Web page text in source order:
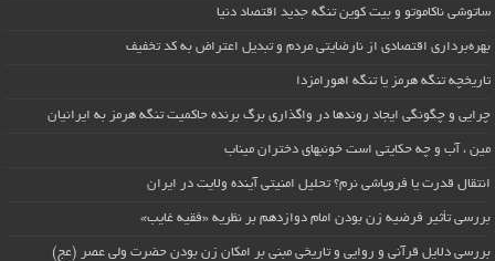
ساتوشی ناکاموتو و بیت کوین تنگه جدید اقتصاد دنیا
بهره‌برداری اقتصادی از نارضایتی مردم و تبدیل اعتراض به کد تخفیف
تاریخچه تنگه هرمز یا تنگه اهورامزدا
چرایی و چگونگی ایجاد روندها در واگذاری برگ برنده حاکمیت تنگه هرمز به ایرانیان
مین ، آب و چه حکایتی است خونبهای دختران میناب
انتقال قدرت یا فروپاشی نرم؟ تحلیل امنیتی آینده ولایت در ایران
بررسی تأثیر فرضیه زن بودن امام دوازدهم بر نظریه «فقیه غایب»
بررسی دلایل قرآنی و روایی و تاریخی مبنی بر امکان زن بودن حضرت ولی عصر (عج)